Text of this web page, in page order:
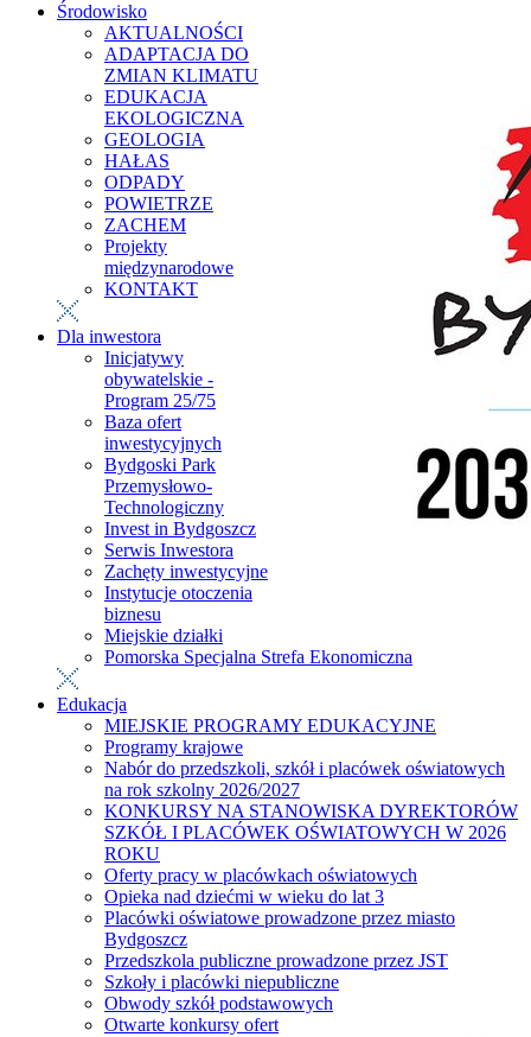
Środowisko
AKTUALNOŚCI
ADAPTACJA DO
ZMIAN KLIMATU
EDUKACJA
EKOLOGICZNA
GEOLOGIA
HAŁAS
ODPADY
POWIETRZE
ZACHEM
Projekty
międzynarodowe
KONTAKT
Dla inwestora
Inicjatywy
obywatelskie -
Program 25/75
Baza ofert
inwestycyjnych
Bydgoski Park
Przemysłowo-
Technologiczny
Invest in Bydgoszcz
Serwis Inwestora
Zachęty inwestycyjne
Instytucje otoczenia
biznesu
Miejskie działki
Pomorska Specjalna Strefa Ekonomiczna
Edukacja
MIEJSKIE PROGRAMY EDUKACYJNE
Programy krajowe
Nabór do przedszkoli, szkół i placówek oświatowych
na rok szkolny 2026/2027
KONKURSY NA STANOWISKA DYREKTORÓW
SZKÓŁ I PLACÓWEK OŚWIATOWYCH W 2026
ROKU
Oferty pracy w placówkach oświatowych
Opieka nad dziećmi w wieku do lat 3
Placówki oświatowe prowadzone przez miasto
Bydgoszcz
Przedszkola publiczne prowadzone przez JST
Szkoły i placówki niepubliczne
Obwody szkół podstawowych
Otwarte konkursy ofert